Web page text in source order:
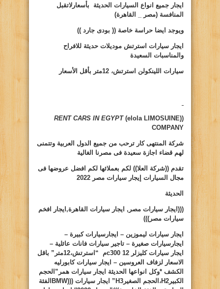
ايجار جميع انواع السيارات الحديثة بأسعارلاتقبل
المنافسة (مصر _ القاهرة)
ويوجد ايضا حراسة خاصة (( بودى جارد ))
ايجار سيارات استرتش موديلات حديثة للافراح
والمناسبات السعيدة
سيارات اللينكولن استرتش، 12متر بأقل الأسعار
RENT CARS IN EGYPT (elola LIMOSUINE))
COMPANY
شركة المنتهى كار ترحب من جميع الدول العربية وتتمنى
لهم قضاء اجازة سعيدة فى مصرنا الغالية
تقدم ((شركة العلا)) لكم بعملائها لكم افضل عروضها فى
مجال السيارات إيجار سيارات مصر 2022
الحديثة
(((ايجار سيارات مصر, ايجار سيارات القاهرة,ايجار افخم
سيارات مصر)))
ايجار سيارات ليموزين – ايجارسيارات كبيرة –
ايجارسيارات صغيرة – تاجير سيارات فانات عائلية –
ايجار سيارات كليزلر
c300
12م “استرتش،12متر” باقل
الاسعار لزفاف العروسين – ايجار سيارات كابورليه
الكشف *وكل انواعها الحديثة ايجار سيارات همر”الحجم
الكبير H2،الحجم الصغير H3 ” ايجار سيارات (((BMW الفئة